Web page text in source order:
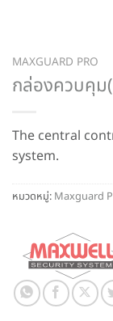
MAXGUARD PRO
กล่องควบคุม
The central
system.
หมวดหมู่: Maxguard